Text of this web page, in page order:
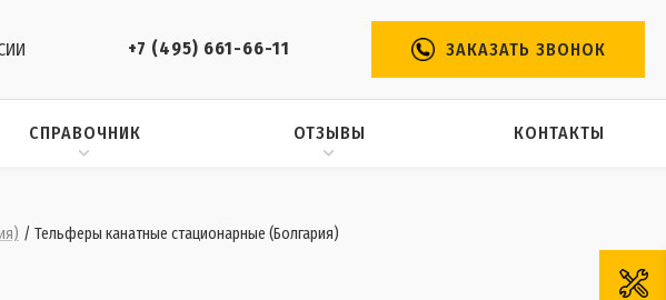
+7 (495) 661-66-11 ЗАКАЗАТЬ ЗВОНОК
СПРАВОЧНИК ОТЗЫВЫ КОНТАКТЫ
/ Тельферы канатные стационарные (Болгария)